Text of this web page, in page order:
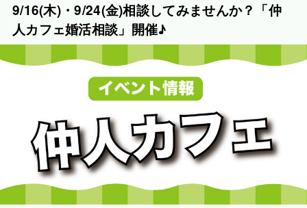
9/16(木)・9/24(金)相談してみませんか？「仲
人カフェ婚活相談」開催♪